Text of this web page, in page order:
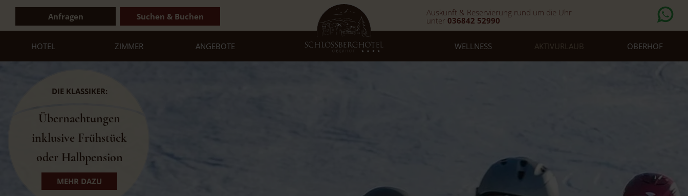
Anfragen Suchen & Buchen
Auskunft & Reservierung rund um die Uhr
unter 036842 52990
HOTEL ZIMMER ANGEBOTE WELLNESS AKTIVURLAUB OBERHOF
DIE KLASSIKER:
Übernachtungen
inklusive Frühstück
oder Halbpension
MEHR DAZU